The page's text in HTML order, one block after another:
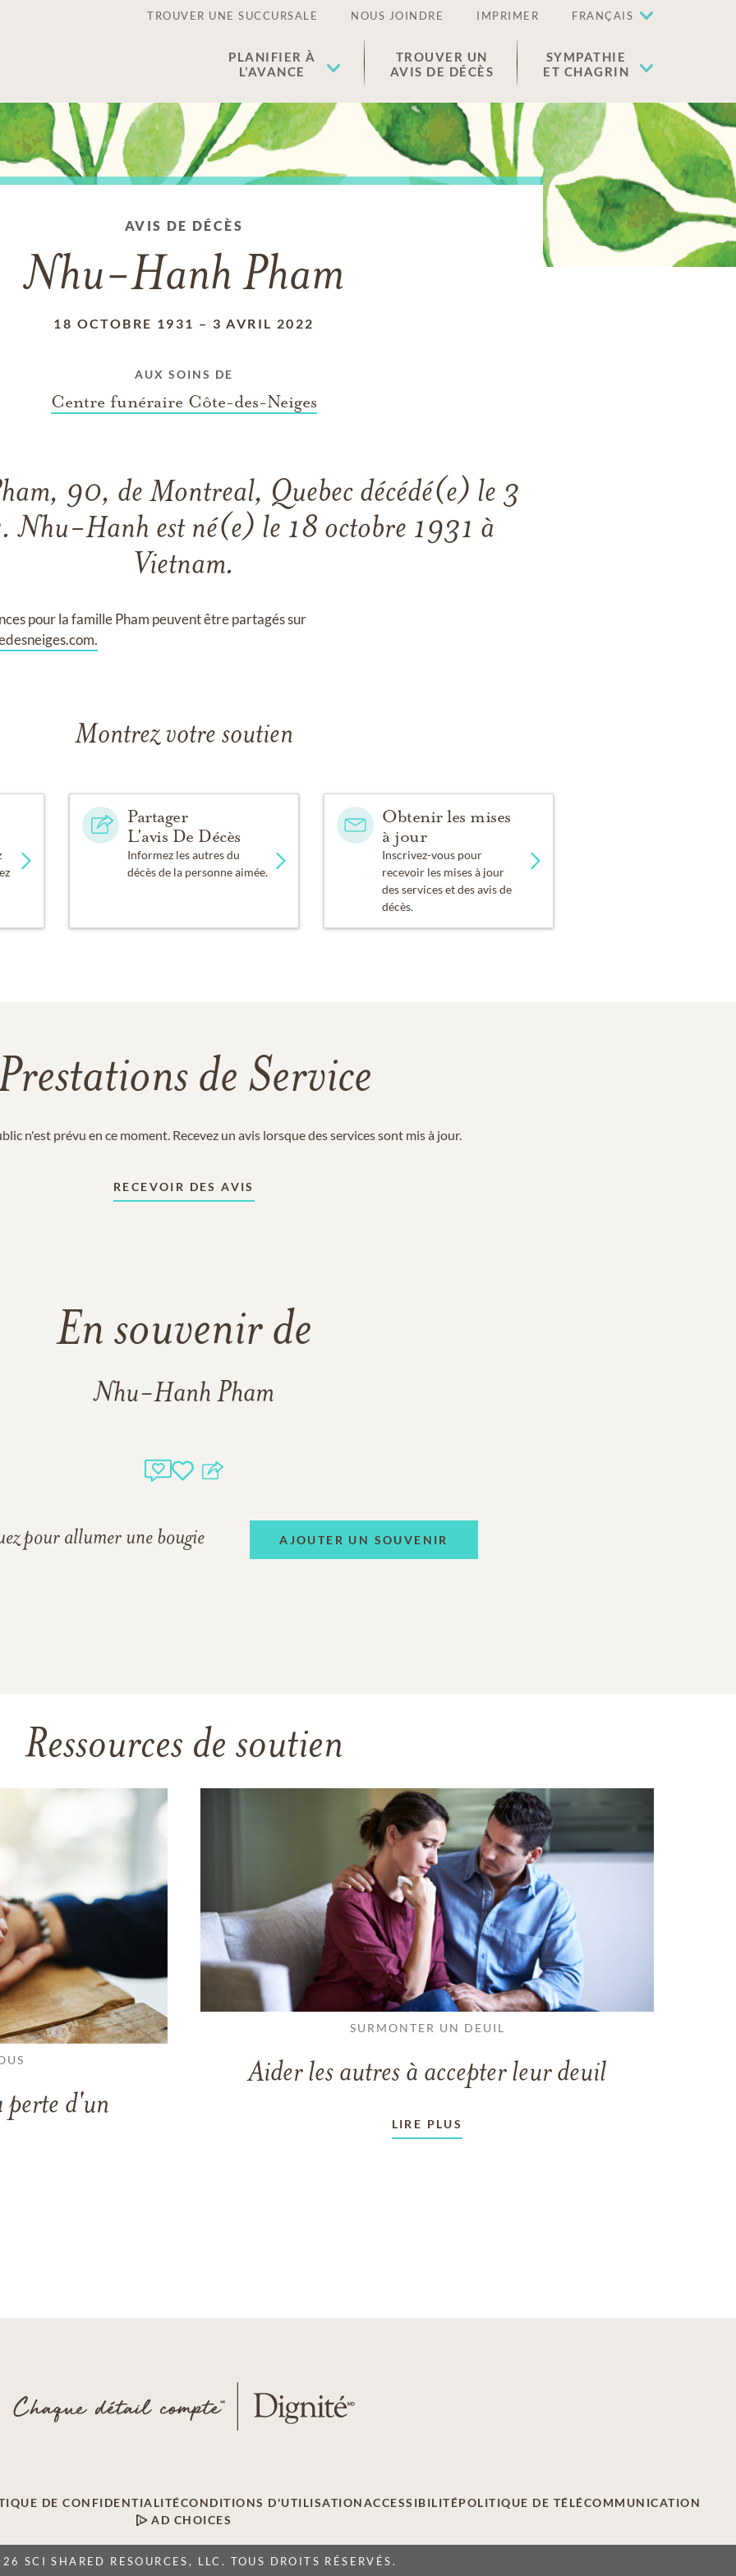
TROUVER UNE SUCCURSALE NOUS JOINDRE IMPRIMER FRANÇAIS
PLANIFIER À
L’AVANCE
TROUVER UN
AVIS DE DÉCÈS
SYMPATHIE
ET CHAGRIN
AVIS DE DÉCÈS
Nhu-Hanh Pham
18 OCTOBRE 1931 – 3 AVRIL 2022
AUX SOINS DE
Centre funéraire Côte-des-Neiges
90, de Montreal, Quebec décédé(e) le 3
Hanh est né(e) le 18 octobre 1931 à
Vietnam.
pour la famille Pham peuvent être partagés sur
Montrez votre soutien
Partager
L'avis De Décès
Informez les autres du
décès de la personne aimée.
Obtenir les mises
à jour
Inscrivez-vous pour
recevoir les mises à jour
des services et des avis de
décès.
de Service
n'est prévu en ce moment. Recevez un avis lorsque des services sont mis à jour.
RECEVOIR DES AVIS
En souvenir de
Nhu-Hanh Pham
pour allumer une bougie AJOUTER UN SOUVENIR
Ressources de soutien
perte d'un
SURMONTER UN DEUIL
Aider les autres à accepter leur deuil
LIRE PLUS
DE CONFIDENTIALITÉCONDITIONS D'UTILISATIONACCESSIBILITÉPOLITIQUE DE TÉLÉCOMMUNICATION
AD CHOICES
SCI SHARED RESOURCES, LLC. TOUS DROITS RÉSERVÉS.